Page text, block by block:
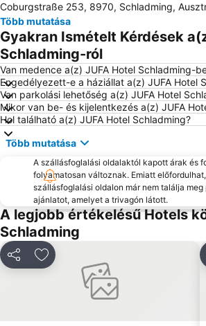
Altenmarkt-Zauchensee
Ramsau
Planai hegy
Lürzer
Zauchensee Sícentrum
Hohenwerfen
Grosseck 8er Kabinenbahn
Reiteralm
Skigebiet Sportwelt Amadé
Salzwelten Hallstatt
Eisriesenwelt
Postalm
Dorfgastein - Großarltal
Die Tauplitz
Schwarzensee
Coburgstraße 253, 8970, Schladming,
Több mutatása
Gyakran Ismételt Kérdések
Schladming-ról
Van medence a(z) JUFA Hotel Schladming-
Engedélyezett-e a háziállat a(z) JUFA Hotel
Van parkolási lehetőség a(z) JUFA Hotel
Mikor van be- és kijelentkezés a(z) JUFA
Hol található a(z) JUFA Hotel Schladming?
Több mutatása
A szállásfoglalási oldalaktól kapott árak és
folyamatosan változnak. Emiatt
szállásfoglalási oldalon már nem találja
ajánlatot, amelyet a trivagón látott.
A legjobb értékelésű Hotels
Schladming
MegosztásHozzáadás a kedvencekhez